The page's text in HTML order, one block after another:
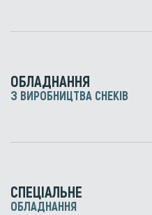
ОБЛАДНАННЯ
З ВИРОБНИЦТВА СНЕКІВ
СПЕЦІАЛЬНЕ
ОБЛАДНАННЯ